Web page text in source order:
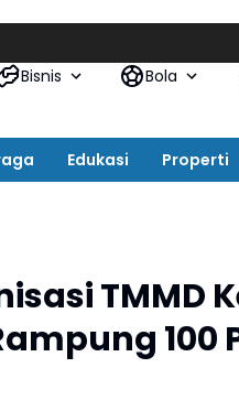
Bisnis Bola
Edukasi Properti
TMMD
100